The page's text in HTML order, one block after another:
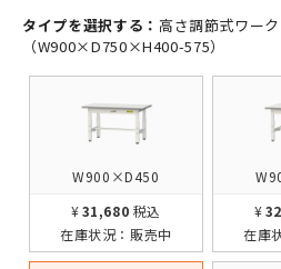
タイプを選択する： 高さ調節式ワー
（W900×D750×H400-575）
W900×D450
¥31,680 税込
在庫状況： 販売中
在庫